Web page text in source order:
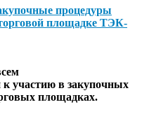
процедуры
площадке ТЭК-
к участию в закупочных
площадках.